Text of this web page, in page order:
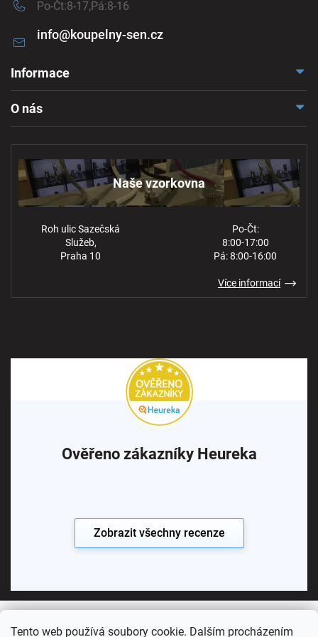
Tento web používá soubory cookie. Dalším procházením
info@koupelny-sen.cz
Po-Čt:8-17,Pá:8-16
Informace
Ochrana osobních údajů
O nás
Naše vzorkovna
Roh ulic Sazečská
Služeb,
Praha 10
Po-Čt:
8:00-17:00
Pá: 8:00-16:00
Více informací
Ověřeno zákazníky Heureka
Zobrazit všechny recenze